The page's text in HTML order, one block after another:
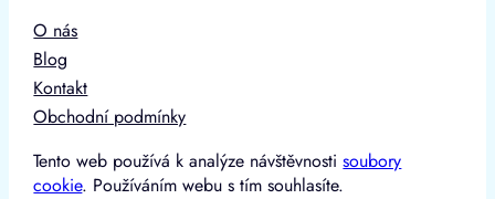
O nás
Blog
Kontakt
Obchodní podmínky
Tento web používá k analýze návštěvnostisoubory
cookie. Používáním webu s tím souhlasíte.